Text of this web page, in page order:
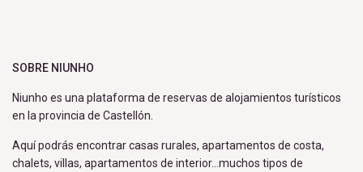
SOBRE NIUNHO
Niunho es una plataforma de reservas de alojamientos turísticos
en la provincia de Castellón.
Aquí podrás encontrar casas rurales, apartamentos de costa,
chalets, villas, apartamentos de interior…muchos tipos de